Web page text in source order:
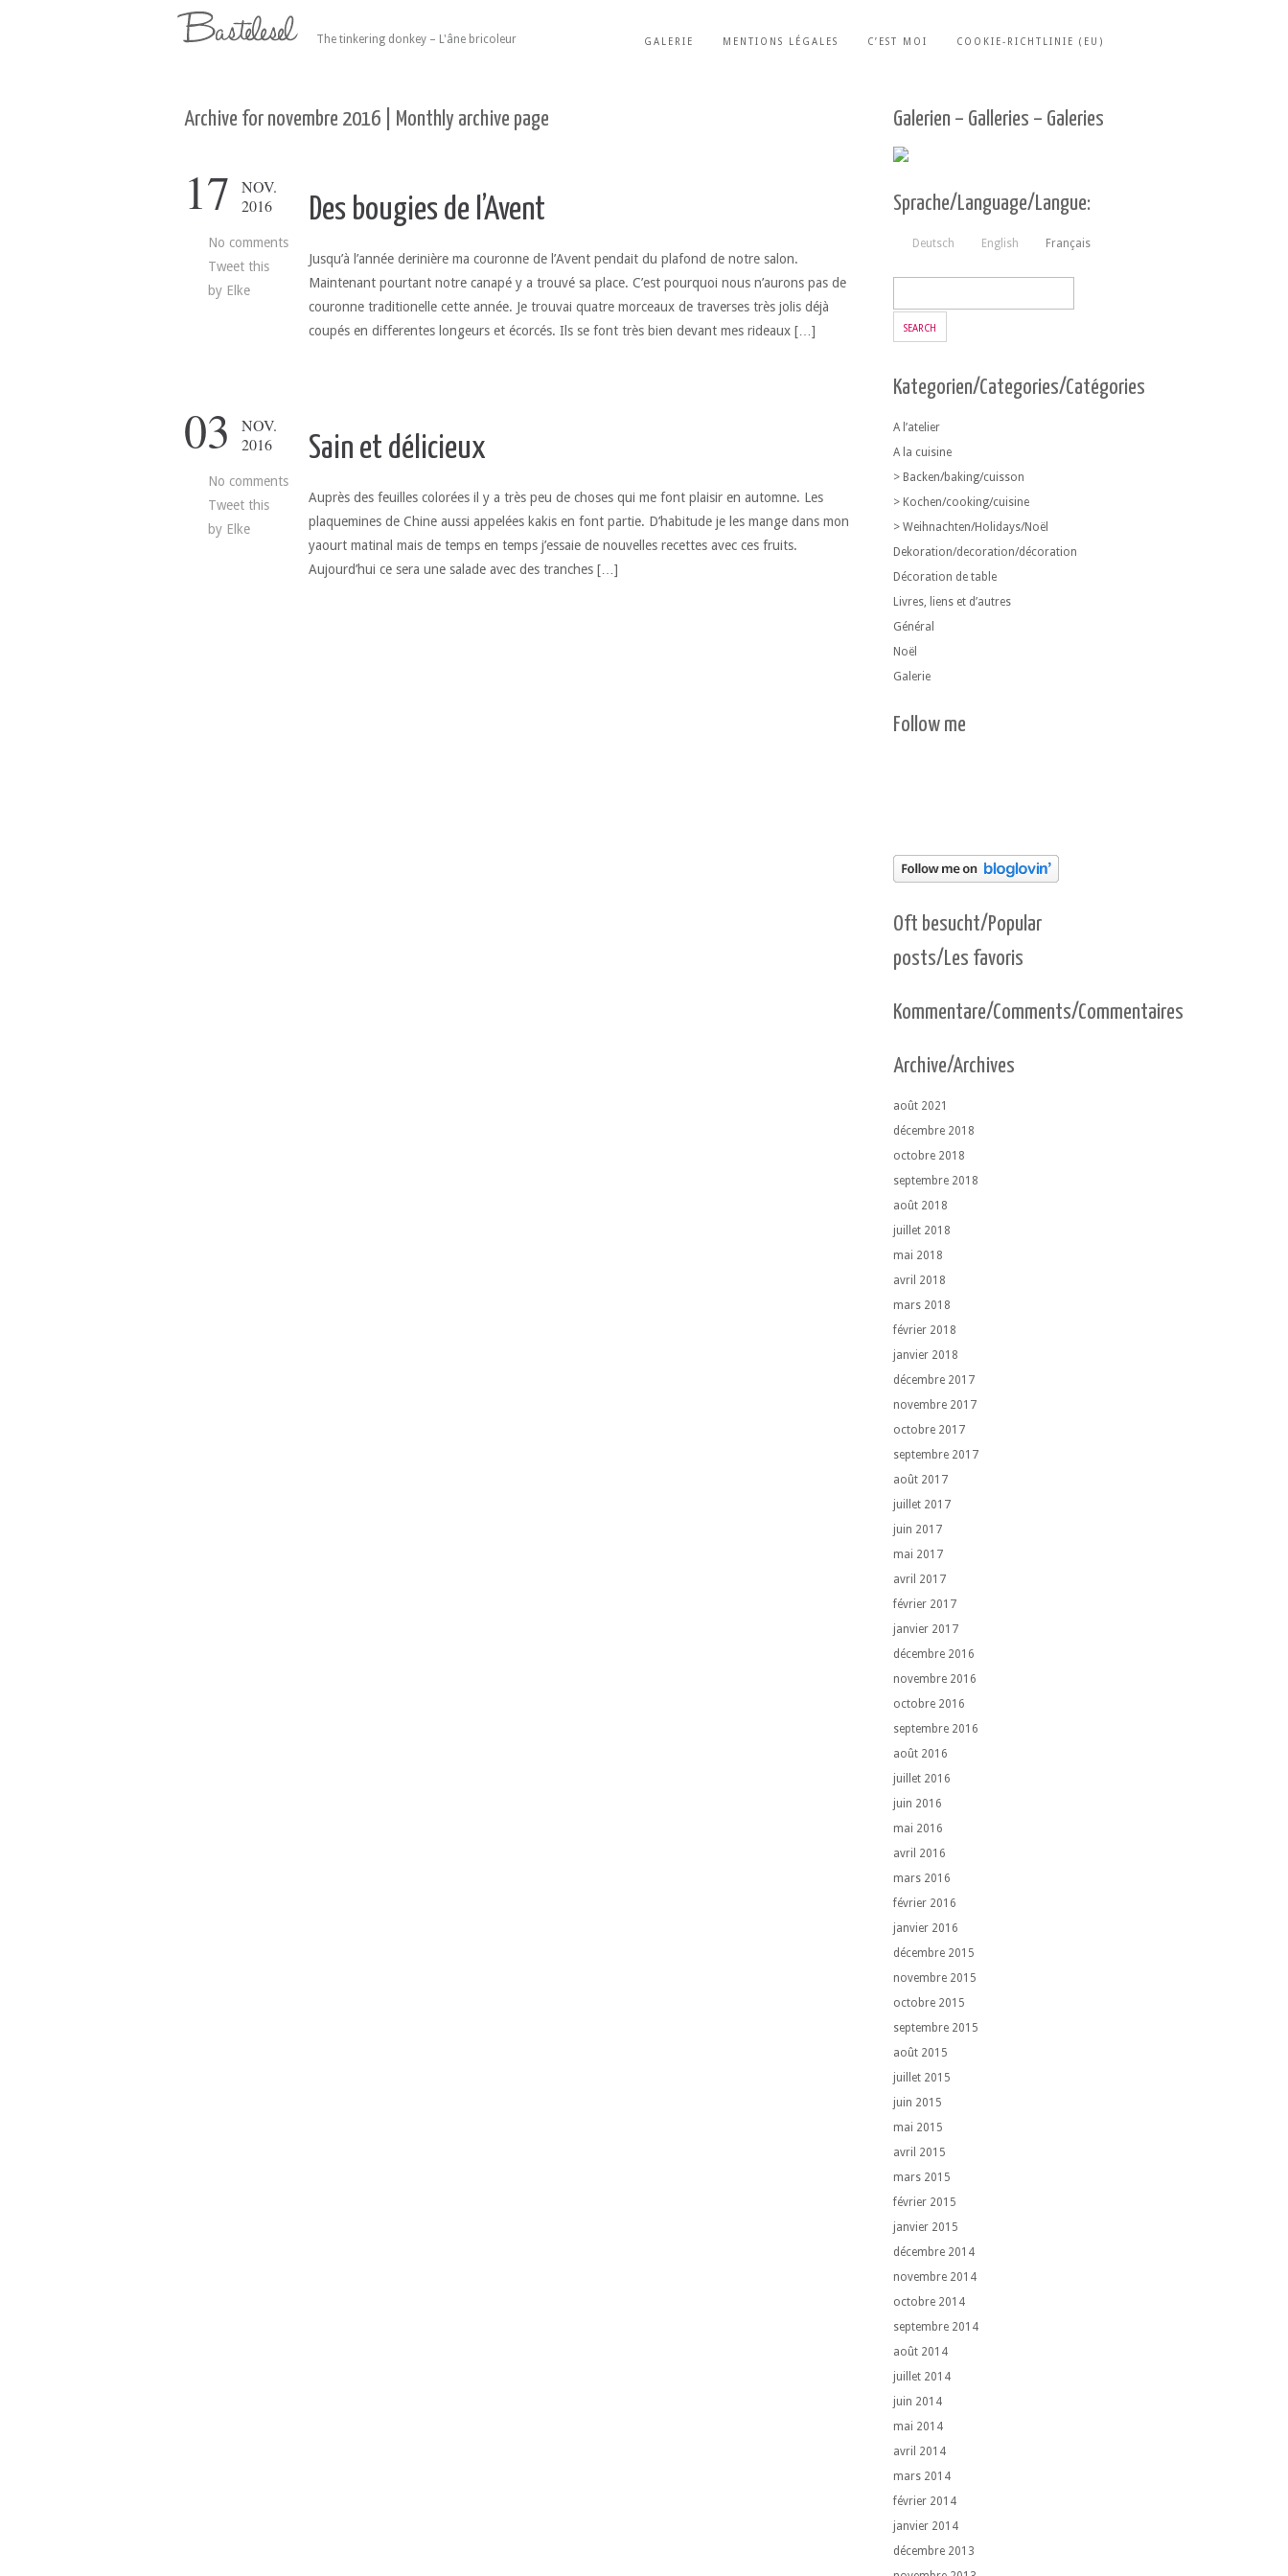
The tinkering donkey – L'âne bricoleur GALERIE MENTIONS LÉGALES C’EST MOI COOKIE-RICHTLINIE (EU)
Archive for novembre 2016 | Monthly archive page
17
NOV.
2016
No comments
Tweet this
by Elke
Des bougies de l’Avent
Jusqu’à l’année derinière ma couronne de l’Avent pendait du plafond de notre salon.
Maintenant pourtant notre canapé y a trouvé sa place. C’est pourquoi nous n’aurons pas de
couronne traditionelle cette année. Je trouvai quatre morceaux de traverses très jolis déjà
coupés en differentes longeurs et écorcés. Ils se font très bien devant mes rideaux […]
03
NOV.
2016
No comments
Tweet this
by Elke
Sain et délicieux
Auprès des feuilles colorées il y a très peu de choses qui me font plaisir en automne. Les
plaquemines de Chine aussi appelées kakis en font partie. D’habitude je les mange dans mon
yaourt matinal mais de temps en temps j’essaie de nouvelles recettes avec ces fruits.
Aujourd’hui ce sera une salade avec des tranches […]
Galerien – Galleries – Galeries
Sprache/Language/Langue:
Deutsch English Français
Kategorien/Categories/Catégories
A l’atelier
A la cuisine
> Backen/baking/cuisson
> Kochen/cooking/cuisine
> Weihnachten/Holidays/Noël
Dekoration/decoration/décoration
Décoration de table
Livres, liens et d’autres
Général
Noël
Galerie
Follow me
Oft besucht/Popular
posts/Les favoris
Kommentare/Comments/Commentaires
Archive/Archives
août 2021
décembre 2018
octobre 2018
septembre 2018
août 2018
juillet 2018
mai 2018
avril 2018
mars 2018
février 2018
janvier 2018
décembre 2017
novembre 2017
octobre 2017
septembre 2017
août 2017
juillet 2017
juin 2017
mai 2017
avril 2017
février 2017
janvier 2017
décembre 2016
novembre 2016
octobre 2016
septembre 2016
août 2016
juillet 2016
juin 2016
mai 2016
avril 2016
mars 2016
février 2016
janvier 2016
décembre 2015
novembre 2015
octobre 2015
septembre 2015
août 2015
juillet 2015
juin 2015
mai 2015
avril 2015
mars 2015
février 2015
janvier 2015
décembre 2014
novembre 2014
octobre 2014
septembre 2014
août 2014
juillet 2014
juin 2014
mai 2014
avril 2014
mars 2014
février 2014
janvier 2014
décembre 2013